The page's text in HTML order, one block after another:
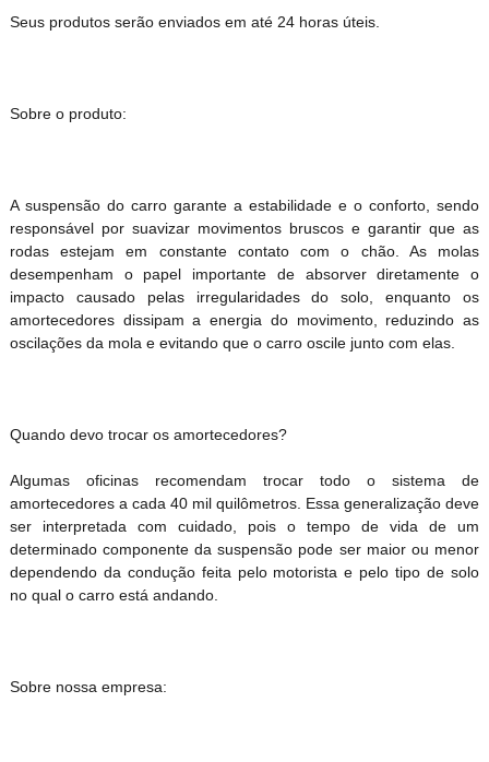
Seus produtos serão enviados em até 24 horas úteis.
Sobre o produto:
A suspensão do carro garante a estabilidade e o conforto, sendo
responsável por suavizar movimentos bruscos e garantir que as
rodas estejam em constante contato com o chão. As molas
desempenham o papel importante de absorver diretamente o
impacto causado pelas irregularidades do solo, enquanto os
amortecedores dissipam a energia do movimento, reduzindo as
oscilações da mola e evitando que o carro oscile junto com elas.
Quando devo trocar os amortecedores?
Algumas oficinas recomendam trocar todo o sistema de
amortecedores a cada 40 mil quilômetros. Essa generalização deve
ser interpretada com cuidado, pois o tempo de vida de um
determinado componente da suspensão pode ser maior ou menor
dependendo da condução feita pelo motorista e pelo tipo de solo
no qual o carro está andando.
Sobre nossa empresa: